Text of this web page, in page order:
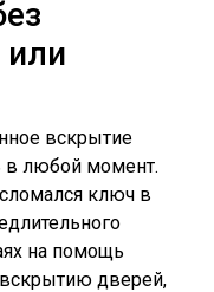
вскрытие
в любой момент.
ключ в
на помощь
вскрытию дверей,